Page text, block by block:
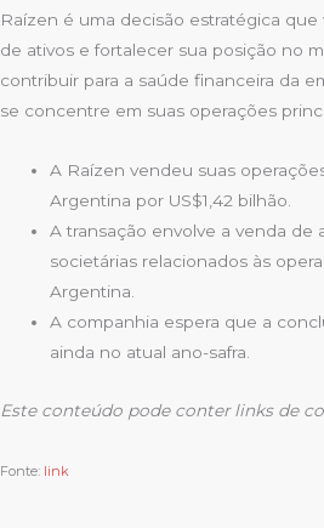
Raízen é uma decisão estratégica
de ativos e fortalecer sua posição no
contribuir para a saúde financeira da
se concentre em suas operações
A Raízen vendeu suas
Argentina por US$1,42 bilhão.
A transação envolve a venda de
societárias relacionados às
Argentina.
A companhia espera que a
ainda no atual ano-safra.
Este conteúdo pode conter links de
Fonte: link